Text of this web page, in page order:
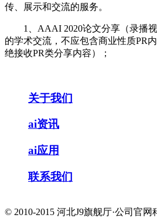
传、展示和交流的服务。
1、AAAI 2020论文分享（录播视
的学术交流，不应包含商业性质PR
绝接收PR类分享内容）；
关于我们
ai资讯
ai应用
联系我们
© 2010-2015 河北J9旗舰厅·公司官